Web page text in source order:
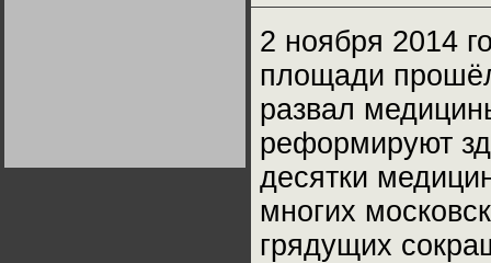
2 ноября 2014
площади
развал
реформируют
десятки
многих
грядущих